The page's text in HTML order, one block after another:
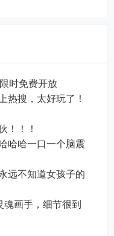
时免费开放
热搜，太好玩了！
！！！
哈哈一口一个脑震
远不知道女孩子的
魂画手，细节很到